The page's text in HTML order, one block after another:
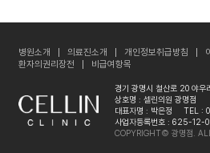
병원소개 의료진소개 개인정보취급방침
환자의권리장전
비급여항목
경기 광명시 철산로 20 야우
상호명 : 셀린의원 광명점
대표자명 : 박은정
TEL :
사업자등록번호 : 625-12-
COPYRIGHT© 광명점.